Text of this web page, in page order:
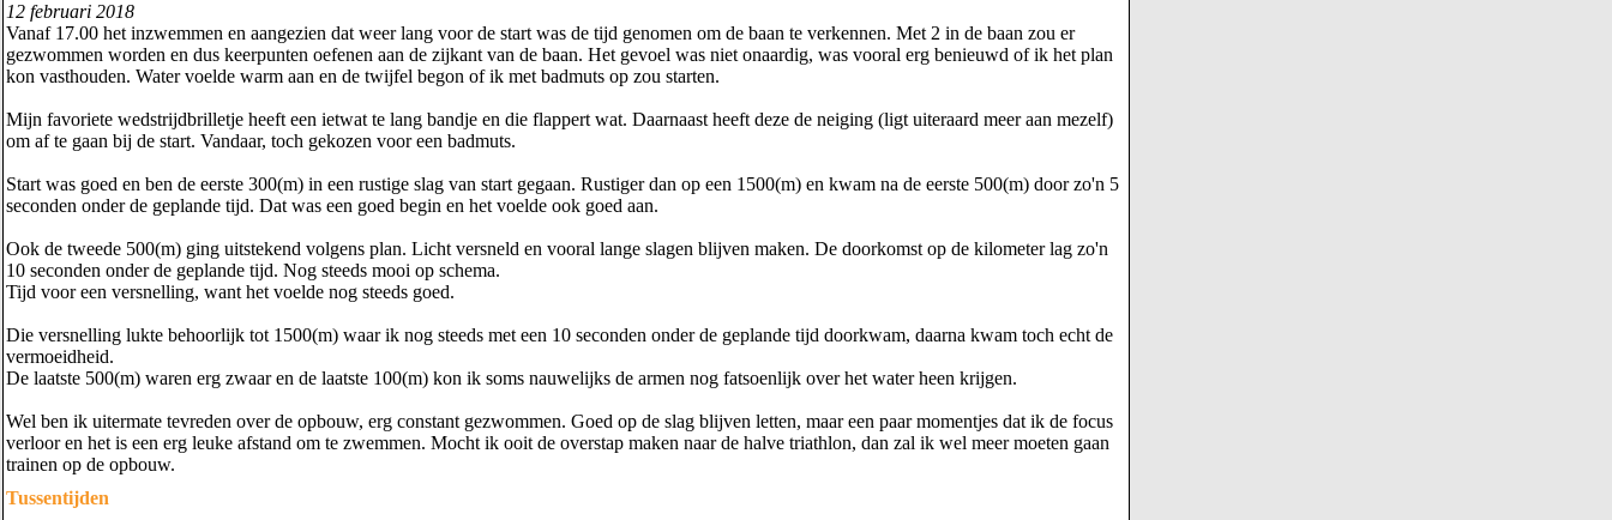
12 februari 2018
Vanaf 17.00 het inzwemmen en aangezien dat weer lang voor de start was de tijd genomen om de baan te verkennen. Met 2 in de baan zou er
gezwommen worden en dus keerpunten oefenen aan de zijkant van de baan. Het gevoel was niet onaardig, was vooral erg benieuwd of ik het plan
kon vasthouden. Water voelde warm aan en de twijfel begon of ik met badmuts op zou starten.
Mijn favoriete wedstrijdbrilletje heeft een ietwat te lang bandje en die flappert wat. Daarnaast heeft deze de neiging (ligt uiteraard meer aan mezelf)
om af te gaan bij de start. Vandaar, toch gekozen voor een badmuts.
Start was goed en ben de eerste 300(m) in een rustige slag van start gegaan. Rustiger dan op een 1500(m) en kwam na de eerste 500(m) door zo'n 5
seconden onder de geplande tijd. Dat was een goed begin en het voelde ook goed aan.
Ook de tweede 500(m) ging uitstekend volgens plan. Licht versneld en vooral lange slagen blijven maken. De doorkomst op de kilometer lag zo'n
10 seconden onder de geplande tijd. Nog steeds mooi op schema.
Tijd voor een versnelling, want het voelde nog steeds goed.
Die versnelling lukte behoorlijk tot 1500(m) waar ik nog steeds met een 10 seconden onder de geplande tijd doorkwam, daarna kwam toch echt de
vermoeidheid.
De laatste 500(m) waren erg zwaar en de laatste 100(m) kon ik soms nauwelijks de armen nog fatsoenlijk over het water heen krijgen.
Wel ben ik uitermate tevreden over de opbouw, erg constant gezwommen. Goed op de slag blijven letten, maar een paar momentjes dat ik de focus
verloor en het is een erg leuke afstand om te zwemmen. Mocht ik ooit de overstap maken naar de halve triathlon, dan zal ik wel meer moeten gaan
trainen op de opbouw.
Tussentijden